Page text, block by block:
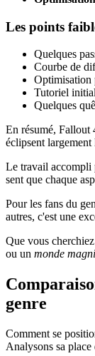
Les points
Quelques
Courbe de
Optimisation
Tutoriel
Quelques
En résumé, Fallout
éclipsent largement
Le travail accompli
sent que chaque
Pour les fans du
autres, c'est une
Que vous
ou un monde
genre
Comment se
Analysons sa